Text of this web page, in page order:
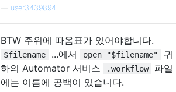
user3439894
BTW 주위에 따옴표가 있어야합니다.
$filename ...에서 open "$filename"
귀
하의 Automator 서비스
.workflow
파일
에는 이름에 공백이 있습니다.